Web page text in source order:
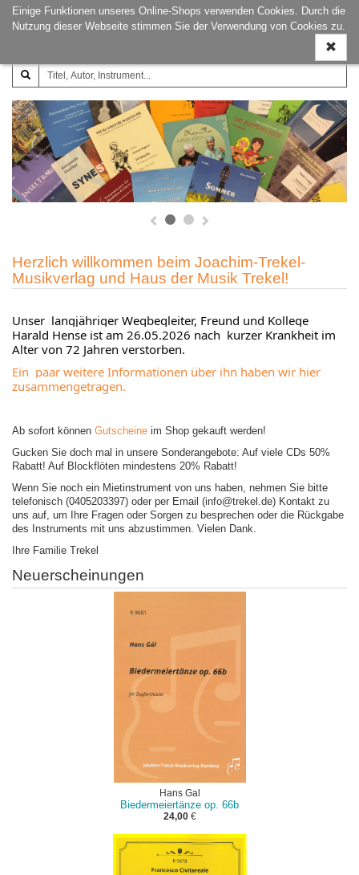
Einige Funktionen unseres Online-Shops verwenden Cookies. Durch die
Nutzung dieser Webseite stimmen Sie der Verwendung von Cookies zu.
ein-/
Joachim‐Trekel‐Musikverlag,
Hamburg
Herzlich willkommen beim Joachim-Trekel-
Musikverlag und Haus der Musik Trekel!
Unser  langjähriger Wegbegleiter, Freund und Kollege
Harald Hense ist am 26.05.2026 nach  kurzer Krankheit im
Alter von 72 Jahren verstorben.
Ein  paar weitere Informationen über ihn haben wir hier
zusammengetragen.
Ab sofort können Gutscheine im Shop gekauft werden!
Gucken Sie doch mal in unsere Sonderangebote: Auf viele CDs 50%
Rabatt! Auf Blockflöten mindestens 20% Rabatt!
Wenn Sie noch ein Mietinstrument von uns haben, nehmen Sie bitte
telefonisch (0405203397) oder per Email (info@trekel.de) Kontakt zu
uns auf, um Ihre Fragen oder Sorgen zu besprechen oder die Rückgabe
des Instruments mit uns abzustimmen. Vielen Dank.
Ihre Familie Trekel
Neuerscheinungen
Hans Gal
Biedermeiertänze op. 66b
24,00€